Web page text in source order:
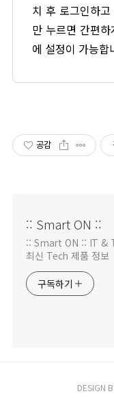
치 후 로그인하
만 누르면 간편
에 설정이 가능합
공감
:: Smart ON ::
:: Smart ON :: IT &
최신 Tech 제품 정보
구독하기
DESIGN